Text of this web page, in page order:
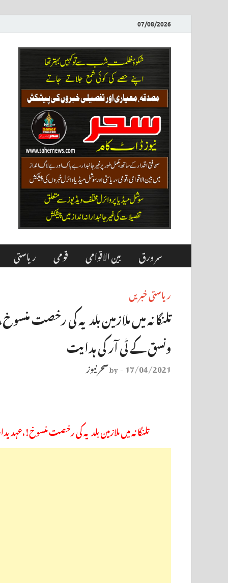
07/08/2026
سر ورق بین الاقوامی قومی
ریاستی
ریاستی خبریں
تلنگانہ میں ملازمین بلدیہ کی رخصت
ونسق کے ٹی آر کی ہدایت
17/04/2021
-
byسحر نیوز
تلنگانہ میں ملازمین بلدیہ کی رخصت